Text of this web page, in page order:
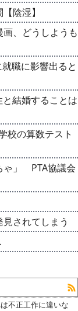
陰湿】
画、どうしようも
職に影響出ると
と結婚することは
校の算数テスト
ゃ」 PTA協議会
されてしまう
不正工作に違いな